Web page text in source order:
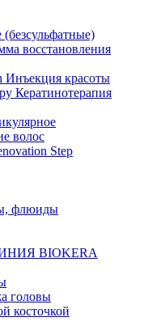
(безсульфатные)
восстановления
Инъекция красоты
Кератинотерапия
волос
Step
флюиды
BIOKERA
головы
косточкой